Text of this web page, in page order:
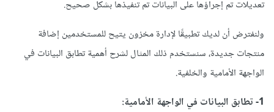
تعديلات تم إجراؤها على البيانات تم تنفيذها بشكل صحيح.
ولنفترض أن لديك تطبيقًا لإدارة مخزون يتيح للمستخدمين إضافة
منتجات جديدة، سنستخدم ذلك المثال لشرح أهمية تطابق البيانات في
الواجهة الأمامية والخلفية.
1- تطابق البيانات في الواجهة الأمامية: